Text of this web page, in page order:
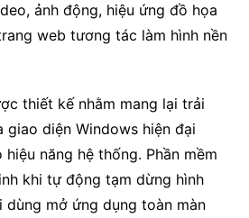
ảnh động, hiệu ứng đồ họa
web tương tác làm hình nền
thiết kế nhằm mang lại trải
giao diện Windows hiện đại
năng hệ thống. Phần mềm
khi tự động tạm dừng hình
dùng mở ứng dụng toàn màn